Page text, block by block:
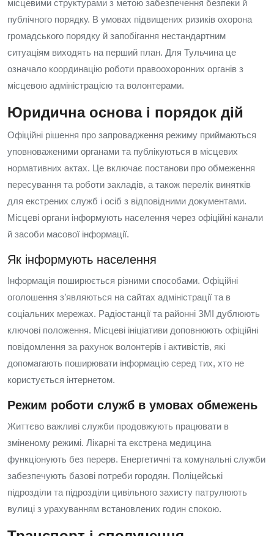
місцевими структурами з метою забезпечення безпеки й
публічного порядку. В умовах підвищених ризиків охорона
громадського порядку й запобігання нестандартним
ситуаціям виходять на перший план. Для Тульчина це
означало координацію роботи правоохоронних органів з
місцевою адміністрацією та волонтерами.
Юридична основа і порядок дій
Офіційні рішення про запровадження режиму приймаються
уповноваженими органами та публікуються в місцевих
нормативних актах. Це включає постанови про обмеження
пересування та роботи закладів, а також перелік винятків
для екстрених служб і осіб з відповідними документами.
Місцеві органи інформують населення через офіційні канали
й засоби масової інформації.
Як інформують населення
Інформація поширюється різними способами. Офіційні
оголошення з’являються на сайтах адміністрації та в
соціальних мережах. Радіостанції та районні ЗМІ дублюють
ключові положення. Місцеві ініціативи доповнюють офіційні
повідомлення за рахунок волонтерів і активістів, які
допомагають поширювати інформацію серед тих, хто не
користується інтернетом.
Режим роботи служб в умовах обмежень
Життєво важливі служби продовжують працювати в
зміненому режимі. Лікарні та екстрена медицина
функціонують без перерв. Енергетичні та комунальні служби
забезпечують базові потреби городян. Поліцейські
підрозділи та підрозділи цивільного захисту патрулюють
вулиці з урахуванням встановлених годин спокою.